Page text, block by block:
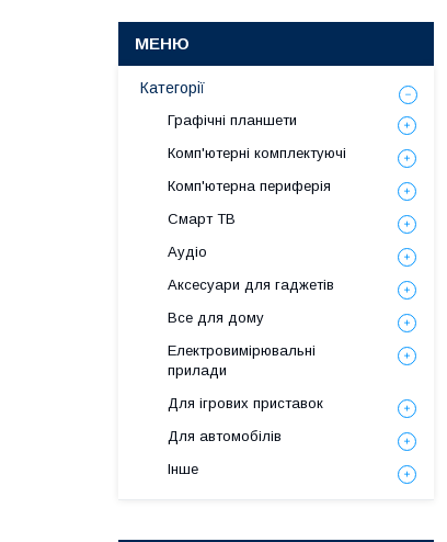
Категорії
Графічні планшети
Комп'ютерні комплектуючі
Комп'ютерна периферія
Смарт ТВ
Аудіо
Аксесуари для гаджетів
Все для дому
Електровимірювальні
прилади
Для ігрових приставок
Для автомобілів
Інше